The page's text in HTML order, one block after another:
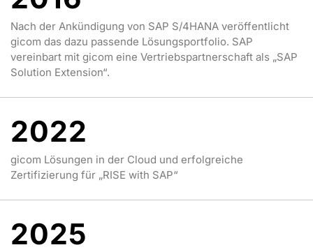
Nach der Ankündigung von SAP S/4HANA veröffentlicht
gicom das dazu passende Lösungsportfolio. SAP
vereinbart mit gicom eine Vertriebspartnerschaft als „SAP
Solution Extension“.
2022
gicom Lösungen in der Cloud und erfolgreiche
Zertifizierung für „RISE with SAP“
2025